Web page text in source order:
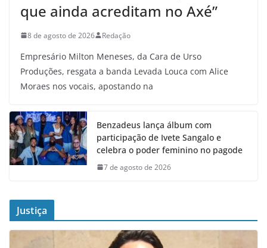
que ainda acreditam no Axé”
8 de agosto de 2026 Redação
Empresário Milton Meneses, da Cara de Urso
Produções, resgata a banda Levada Louca com Alice
Moraes nos vocais, apostando na
Benzadeus lança álbum com
participação de Ivete Sangalo e
celebra o poder feminino no pagode
7 de agosto de 2026
Justiça